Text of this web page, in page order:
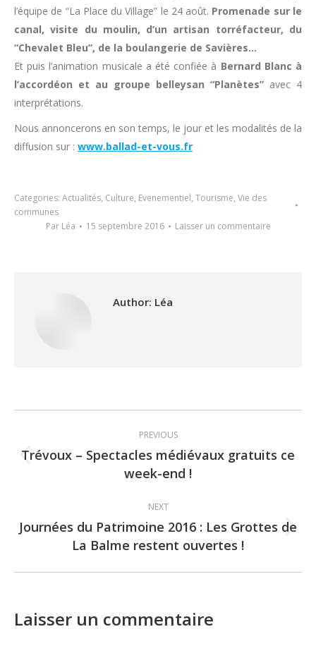
l’équipe de “La Place du Village” le 24 août. Promenade sur le
canal, visite du moulin, d’un artisan torréfacteur, du
“Chevalet Bleu”, de la boulangerie de Savières…
Et puis l’animation musicale a été confiée à Bernard Blanc à
l’accordéon et au groupe belleysan “Planètes” avec 4
interprétations.
Nous annoncerons en son temps, le jour et les modalités de la
diffusion sur : www.ballad-et-vous.fr
Categories: Actualités, Culture, Evenementiel, Tourisme, Vie des
communes
Par Léa 15 septembre 2016 Laisser un commentaire
Author: Léa
navigation
PREVIOUS
Previous
post:
Trévoux – Spectacles médiévaux gratuits ce
week-end !
NEXT
Next
post:
Journées du Patrimoine 2016 : Les Grottes de
La Balme restent ouvertes !
Laisser un commentaire